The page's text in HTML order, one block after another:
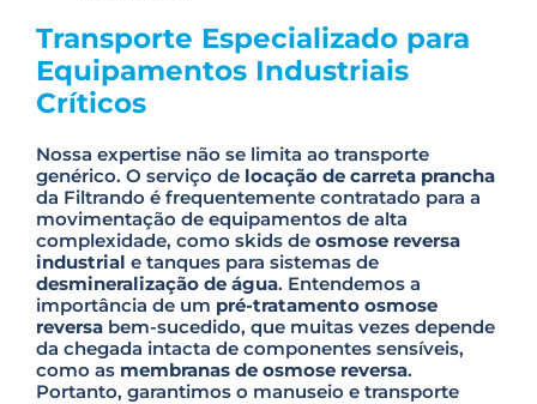
Transporte Especializado para
Equipamentos Industriais
Críticos
Nossa expertise não se limita ao transporte
genérico. O serviço de locação de carreta prancha
da Filtrando é frequentemente contratado para a
movimentação de equipamentos de alta
complexidade, como skids de osmose reversa
industrial e tanques para sistemas de
desmineralização de água. Entendemos a
importância de um pré-tratamento osmose
reversa bem-sucedido, que muitas vezes depende
da chegada intacta de componentes sensíveis,
como as membranas de osmose reversa.
Portanto, garantimos o manuseio e transporte